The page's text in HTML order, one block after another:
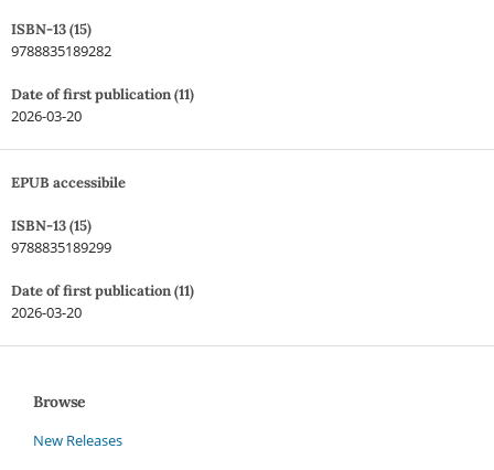
ISBN-13 (15)
9788835189282
Date of first publication (11)
2026-03-20
EPUB accessibile
ISBN-13 (15)
9788835189299
Date of first publication (11)
2026-03-20
Browse
New Releases